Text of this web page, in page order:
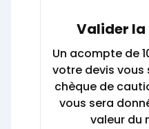
Valider
Un acompte de
votre devis vous
chèque de
vous sera
valeur du